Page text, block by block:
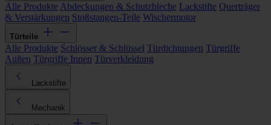
Alle Produkte Abdeckungen & Schutzbleche Lackstifte Querträger
& Verstärkungen Stoßstangen-Teile Wischermotor
Türteile
Alle Produkte Schlösser & Schlüssel Türdichtungen Türgriffe
Außen Türgriffe Innen Türverkleidung
Lackstifte
Mechanik